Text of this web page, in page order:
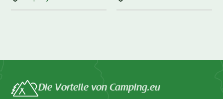
Die Vorteile von Camping.eu